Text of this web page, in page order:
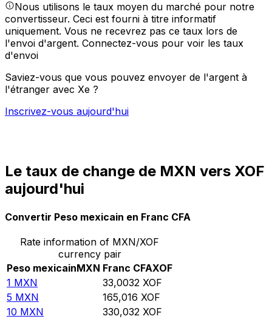
Nous utilisons le taux moyen du marché pour notre
convertisseur. Ceci est fourni à titre informatif
uniquement. Vous ne recevrez pas ce taux lors de
l'envoi d'argent. Connectez-vous pour voir les taux
d'envoi
Saviez-vous que vous pouvez envoyer de l'argent à
l'étranger avec Xe ?
Inscrivez-vous aujourd'hui
Le taux de change de MXN vers XOF
aujourd'hui
Convertir Peso mexicain en Franc CFA
Rate information of MXN/XOF
currency pair
Peso mexicainMXN Franc CFAXOF
1 MXN 33,0032 XOF
5 MXN 165,016 XOF
10 MXN 330,032 XOF